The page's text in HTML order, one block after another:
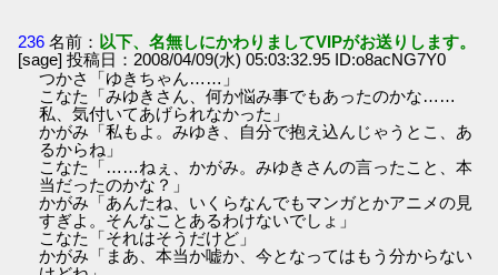
236 名前： 以下、名無しにかわりましてVIPがお送りします。
[sage] 投稿日：2008/04/09(水) 05:03:32.95 ID:o8acNG7Y0
つかさ「ゆきちゃん……」
こなた「みゆきさん、何か悩み事でもあったのかな……
私、気付いてあげられなかった」
かがみ「私もよ。みゆき、自分で抱え込んじゃうとこ、あ
るからね」
こなた「……ねぇ、かがみ。みゆきさんの言ったこと、本
当だったのかな？」
かがみ「あんたね、いくらなんでもマンガとかアニメの見
すぎよ。そんなことあるわけないでしょ」
こなた「それはそうだけど」
かがみ「まあ、本当か嘘か、今となってはもう分からない